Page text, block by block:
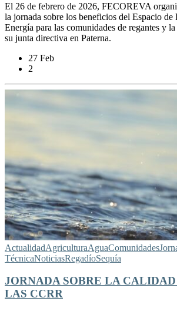
El 26 de febrero de 2026, FECOREVA
la jornada sobre los beneficios del Espacio de
Energía para las comunidades de regantes y
su junta directiva en Paterna.
27 Feb
2
ActualidadAgriculturaAguaComunidades
TécnicaNoticiasRegadíoSequía
JORNADA SOBRE LA
LAS CCRR